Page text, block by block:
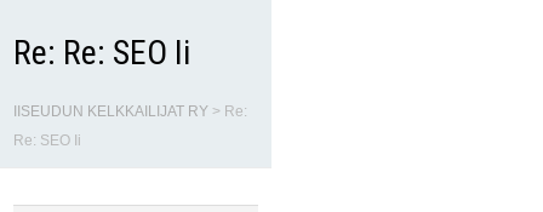
Re: Re: SEO Ii
IISEUDUN KELKKAILIJAT RY > Re:
Re: SEO Ii